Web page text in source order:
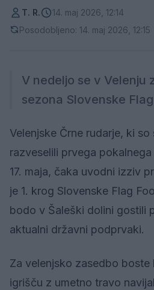
T. R.
14. maj 2026, 12:14
Posodobljeno: 14. maj 2026, 12:15
V nedeljo se v Velenju
sezona Slovenske
Velenjske Črne rudarje, ki
razveselili prvega
17. maja, čaka uvodni izziv
je 1. krog Slovenske Flag
bodo v Šaleški dolini gostili
aktualni državni podprvaki.
Za velenjsko zasedbo boste
igrišču z umetno travo